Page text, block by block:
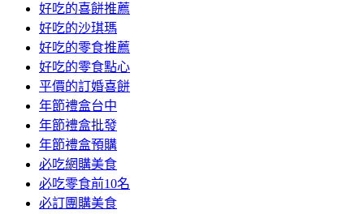
好吃的喜餅推薦
好吃的沙琪瑪
好吃的零食推薦
好吃的零食點心
平價的訂婚喜餅
年節禮盒台中
年節禮盒批發
年節禮盒預購
必吃網購美食
必吃零食前10名
必訂團購美食